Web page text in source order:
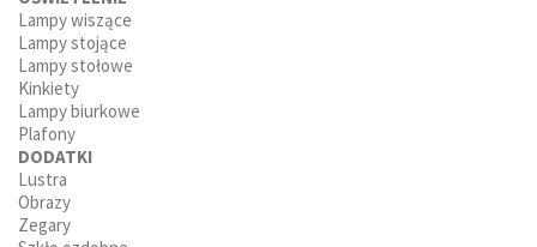
Lampy wiszące
Lampy stojące
Lampy stołowe
Kinkiety
Lampy biurkowe
Plafony
DODATKI
Lustra
Obrazy
Zegary